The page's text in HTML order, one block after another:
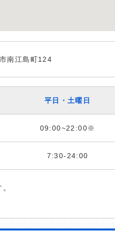
南江島町124
平日・土曜日
09:00~22:00※
7:30-24:00